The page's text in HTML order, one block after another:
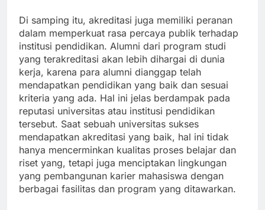
Di samping itu, akreditasi juga memiliki peranan
dalam memperkuat rasa percaya publik terhadap
institusi pendidikan. Alumni dari program studi
yang terakreditasi akan lebih dihargai di dunia
kerja, karena para alumni dianggap telah
mendapatkan pendidikan yang baik dan sesuai
kriteria yang ada. Hal ini jelas berdampak pada
reputasi universitas atau institusi pendidikan
tersebut. Saat sebuah universitas sukses
mendapatkan akreditasi yang baik, hal ini tidak
hanya mencerminkan kualitas proses belajar dan
riset yang, tetapi juga menciptakan lingkungan
yang pembangunan karier mahasiswa dengan
berbagai fasilitas dan program yang ditawarkan.